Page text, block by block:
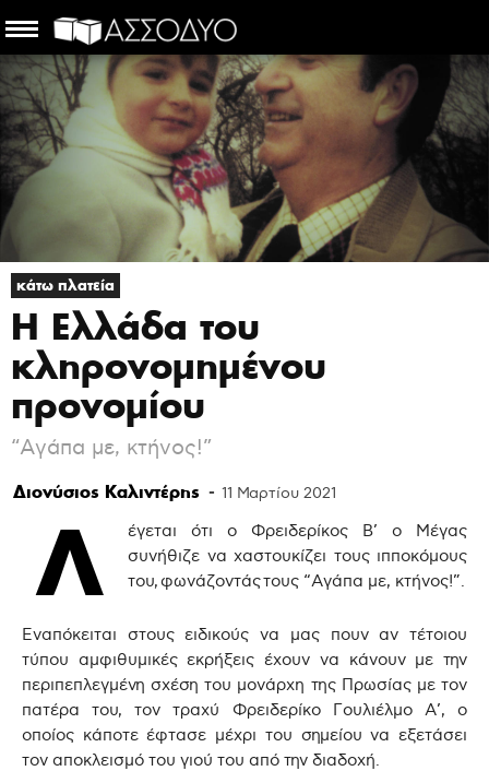
κάτω πλατεία
Η Ελλάδα του
κληρονομημένου
προνομίου
“Αγάπα με, κτήνος!”
Διονύσιος Καλιντέρης - 11 Μαρτίου 2021
Λ
έγεται ότι ο Φρειδερίκος Β’ ο Μέγας
συνήθιζε να χαστουκίζει τους ιπποκόμους
του,φωνάζοντάςτους “Αγάπα με, κτήνος!”.
Εναπόκειται στους ειδικούς να μας πουν αν τέτοιου
τύπου αμφιθυμικές εκρήξεις έχουν να κάνουν με την
περιπεπλεγμένη σχέση του μονάρχη της Πρωσίας με τον
πατέρα του, τον τραχύ Φρειδερίκο Γουλιέλμο Α’, ο
οποίος κάποτε έφτασε μέχρι του σημείου να εξετάσει
τον αποκλεισμό του γιού του από την διαδοχή.